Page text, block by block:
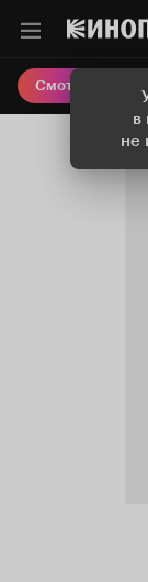
в
не
Смотреть кино